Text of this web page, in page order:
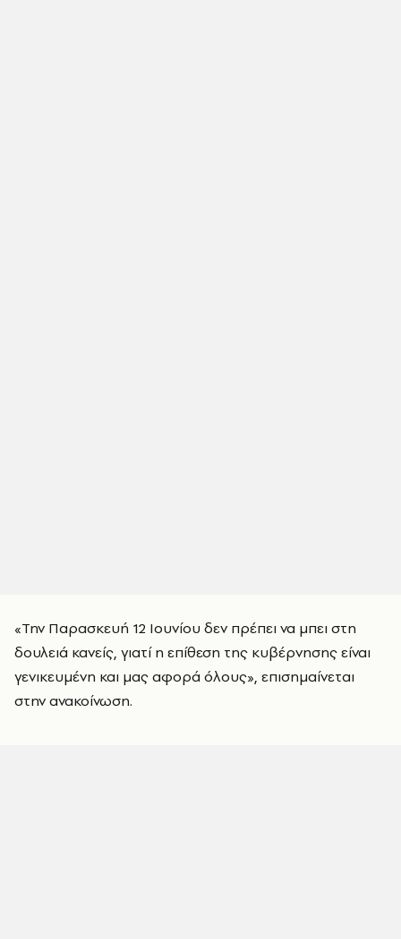
«Την Παρασκευή 12 Ιουνίου δεν πρέπει να μπει στη
δουλειά κανείς, γιατί η επίθεση της κυβέρνησης είναι
γενικευμένη και μας αφορά όλους», επισημαίνεται
στην ανακοίνωση.